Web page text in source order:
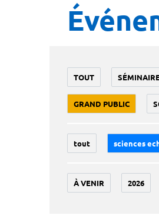
TOUT
GRAND PUBLIC
tout sciences
À VENIR 2026